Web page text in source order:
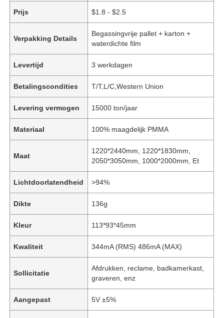
Prijs $1.8 - $2.5
Verpakking Details
Begassingvrije pallet + karton +
waterdichte film
Levertijd 3 werkdagen
Betalingscondities T/T,L/C,Western Union
Levering vermogen 15000 ton/jaar
Materiaal 100% maagdelijk PMMA
Maat
1220*2440mm, 1220*1830mm,
2050*3050mm, 1000*2000mm, Et
Lichtdoorlatendheid >94%
Dikte 136g
Kleur 113*93*45mm
Kwaliteit 344mA (RMS) 486mA (MAX)
Sollicitatie
Afdrukken, reclame, badkamerkast,
graveren, enz
Aangepast 5V ±5%